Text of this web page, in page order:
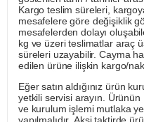
Kargo teslim süreleri,
mesafelere göre değişiklik
mesafelerden dolayı
kg ve üzeri teslimatlar araç
süreleri uzayabilir. Cayma
edilen ürüne ilişkin kargo/
Eğer satın aldığınız ürün
yetkili servisi arayın. Ürünün
ve kurulum işlemi mutlaka